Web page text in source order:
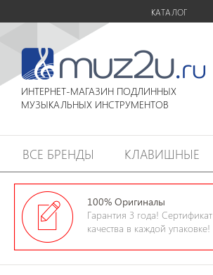
КАТАЛОГ
ИНТЕРНЕТ-МАГАЗИН ПОДЛИННЫХ
МУЗЫКАЛЬНЫХ ИНСТРУМЕНТОВ
ВСЕ БРЕНДЫ КЛАВИШНЫЕ
100% Оригиналы
Гарантия 3 года! Сертификат
качества в каждой упаковке!